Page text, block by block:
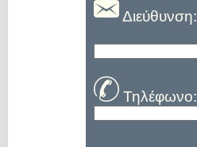
Διεύθυνση:
Τηλέφωνο: